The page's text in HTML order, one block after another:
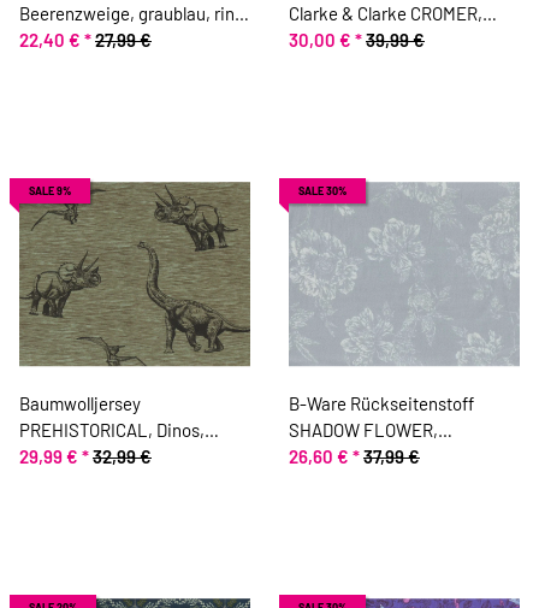
Beerenzweige, graublau, ring
a roses
22,40 € *27,99 €
Clarke & Clarke CROMER,
Streifen-Design, altrosa-grau
30,00 € *39,99 €
SALE 9%
Baumwolljersey
PREHISTORICAL, Dinos,
olivgrün Hilco
29,99 € *32,99 €
SALE 30%
B-Ware Rückseitenstoff
SHADOW FLOWER,
Wildrosen, lavendelgrau,
26,60 € *37,99 €